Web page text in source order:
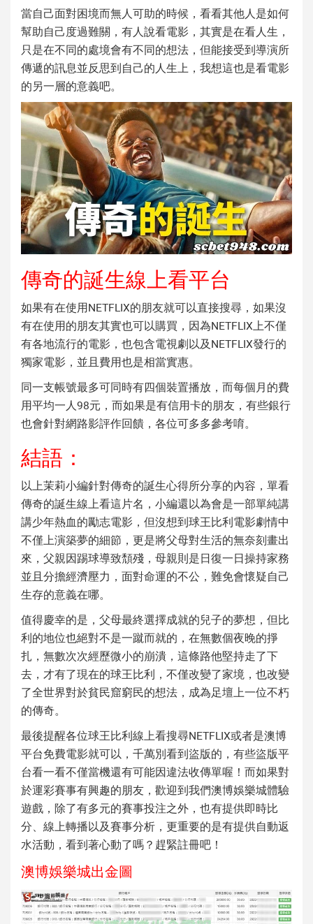
當自己面對困境而無人可助的時候，看看其他人是如何
幫助自己度過難關，有人說看電影，其實是在看人生，
只是在不同的處境會有不同的想法，但能接受到導演所
傳遞的訊息並反思到自己的人生上，我想這也是看電影
的另一層的意義吧。
傳奇的誕生線上看平台
如果有在使用NETFLIX的朋友就可以直接搜尋，如果沒
有在使用的朋友其實也可以購買，因為NETFLIX上不僅
有各地流行的電影，也包含電視劇以及NETFLIX發行的
獨家電影，並且費用也是相當實惠。
同一支帳號最多可同時有四個裝置播放，而每個月的費
用平均一人98元，而如果是有信用卡的朋友，有些銀行
也會針對網路影評作回饋，各位可多多參考唷。
結語：
以上茉莉小編針對傳奇的誕生心得所分享的內容，單看
傳奇的誕生線上看這片名，小編還以為會是一部單純講
講少年熱血的勵志電影，但沒想到球王比利電影劇情中
不僅上演築夢的細節，更是將父母對生活的無奈刻畫出
來，父親因踢球導致頹殘，母親則是日復一日操持家務
並且分擔經濟壓力，面對命運的不公，難免會懷疑自己
生存的意義在哪。
值得慶幸的是，父母最終選擇成就的兒子的夢想，但比
利的地位也絕對不是一蹴而就的，在無數個夜晚的掙
扎，無數次次經歷微小的崩潰，這條路他堅持走了下
去，才有了現在的球王比利 ，不僅改變了家境，也改變
了全世界對於貧民窟窮民的想法，成為足壇上一位不朽
的傳奇。
最後提醒各位球王比利線上看搜尋NETFLIX或者是澳博
平台免費電影就可以，千萬別看到盜版的，有些盜版平
台看一看不僅當機還有可能因違法收傳單喔！而如果對
於運彩賽事有興趣的朋友，歡迎到我們澳博娛樂城體驗
遊戲，除了有多元的賽事投注之外，也有提供即時比
分、線上轉播以及賽事分析，更重要的是有提供自動返
水活動，看到著心動了嗎？趕緊註冊吧！
澳博娛樂城出金圖